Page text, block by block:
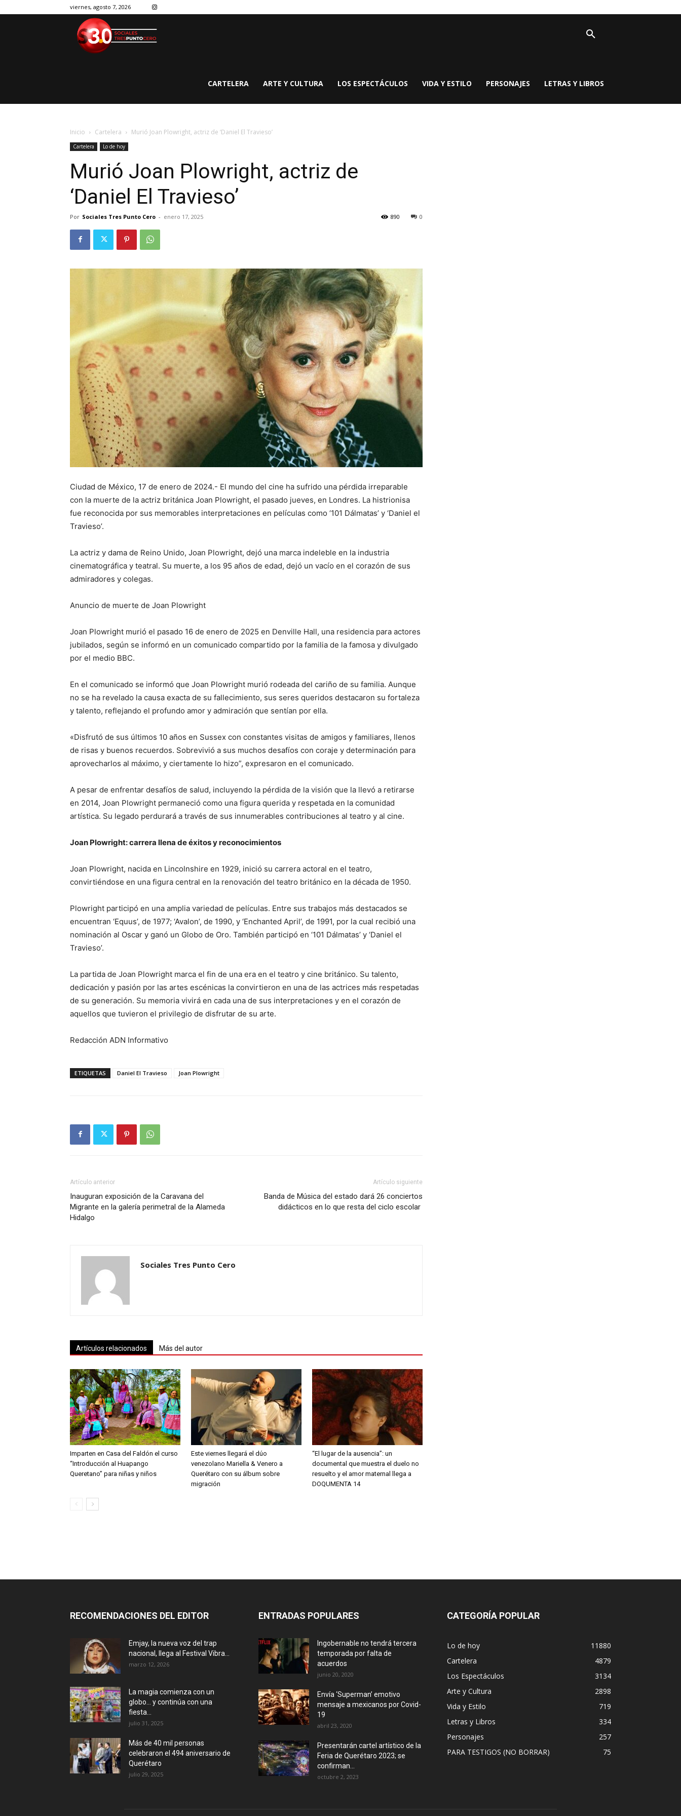
viernes, agosto 7, 2026
CARTELERA ARTE Y CULTURA LOS ESPECTÁCULOS VIDA Y ESTILO PERSONAJES LETRAS Y LIBROS
Inicio Cartelera Murió Joan Plowright, actriz de ‘Daniel El Travieso’
Cartelera Lo de hoy
Murió Joan Plowright, actriz de
‘Daniel El Travieso’
Por Sociales Tres Punto Cero - enero 17, 2025 0
890
Ciudad de México, 17 de enero de 2024.- El mundo del cine ha sufrido una pérdida irreparable
con la muerte de la actriz británica Joan Plowright, el pasado jueves, en Londres. La histrionisa
fue reconocida por sus memorables interpretaciones en películas como ‘101 Dálmatas’ y ‘Daniel el
Travieso’.
La actriz y dama de Reino Unido, Joan Plowright, dejó una marca indeleble en la industria
cinematográfica y teatral. Su muerte, a los 95 años de edad, dejó un vacío en el corazón de sus
admiradores y colegas.
Anuncio de muerte de Joan Plowright
Joan Plowright murió el pasado 16 de enero de 2025 en Denville Hall, una residencia para actores
jubilados, según se informó en un comunicado compartido por la familia de la famosa y divulgado
por el medio BBC.
En el comunicado se informó que Joan Plowright murió rodeada del cariño de su familia. Aunque
no se ha revelado la causa exacta de su fallecimiento, sus seres queridos destacaron su fortaleza
y talento, reflejando el profundo amor y admiración que sentían por ella.
«Disfrutó de sus últimos 10 años en Sussex con constantes visitas de amigos y familiares, llenos
de risas y buenos recuerdos. Sobrevivió a sus muchos desafíos con coraje y determinación para
aprovecharlos al máximo, y ciertamente lo hizo”, expresaron en el comunicado.
A pesar de enfrentar desafíos de salud, incluyendo la pérdida de la visión que la llevó a retirarse
en 2014, Joan Plowright permaneció como una figura querida y respetada en la comunidad
artística. Su legado perdurará a través de sus innumerables contribuciones al teatro y al cine.
Joan Plowright: carrera llena de éxitos y reconocimientos
Joan Plowright, nacida en Lincolnshire en 1929, inició su carrera actoral en el teatro,
convirtiéndose en una figura central en la renovación del teatro británico en la década de 1950.
Plowright participó en una amplia variedad de películas. Entre sus trabajos más destacados se
encuentran ‘Equus’, de 1977; ‘Avalon’, de 1990, y ‘Enchanted April’, de 1991, por la cual recibió una
nominación al Oscar y ganó un Globo de Oro. También participó en ‘101 Dálmatas’ y ‘Daniel el
Travieso’.
La partida de Joan Plowright marca el fin de una era en el teatro y cine británico. Su talento,
dedicación y pasión por las artes escénicas la convirtieron en una de las actrices más respetadas
de su generación. Su memoria vivirá en cada una de sus interpretaciones y en el corazón de
aquellos que tuvieron el privilegio de disfrutar de su arte.
Redacción ADN Informativo
ETIQUETAS Daniel El Travieso Joan Plowright
Artículo anterior
Inauguran exposición de la Caravana del
Migrante en la galería perimetral de la Alameda
Hidalgo
Artículo siguiente
Banda de Música del estado dará 26 conciertos
didácticos en lo que resta del ciclo escolar
Sociales Tres Punto Cero
Artículos relacionados Más del autor
Imparten en Casa del Faldón el curso
“Introducción al Huapango
Queretano” para niñas y niños
Este viernes llegará el dúo
venezolano Mariella & Venero a
Querétaro con su álbum sobre
migración
“El lugar de la ausencia”: un
documental que muestra el duelo no
resuelto y el amor maternal llega a
DOQUMENTA 14
RECOMENDACIONES DEL EDITOR
Emjay, la nueva voz del trap
nacional, llega al Festival Vibra...
marzo 12, 2026
La magia comienza con un
globo… y continúa con una
fiesta...
julio 31, 2025
Más de 40 mil personas
celebraron el 494 aniversario de
Querétaro
julio 29, 2025
ENTRADAS POPULARES
Ingobernable no tendrá tercera
temporada por falta de
acuerdos
junio 20, 2020
Envía ‘Superman’ emotivo
mensaje a mexicanos por Covid-
19
abril 23, 2020
Presentarán cartel artístico de la
Feria de Querétaro 2023; se
confirman...
octubre 2, 2023
CATEGORÍA POPULAR
Lo de hoy
11880
Cartelera
4879
Los Espectáculos
3134
Arte y Cultura
2898
Vida y Estilo
719
Letras y Libros
334
Personajes
257
PARA TESTIGOS (NO BORRAR)
75